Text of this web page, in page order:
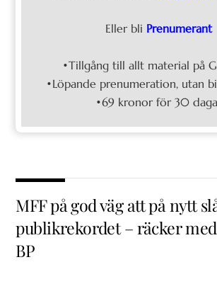
Eller bli Prenumerant
•Tillgång till allt material på
•Löpande prenumeration, utan
•69 kronor för 30
MFF på god väg att på nytt
publikrekordet – räcker med
BP